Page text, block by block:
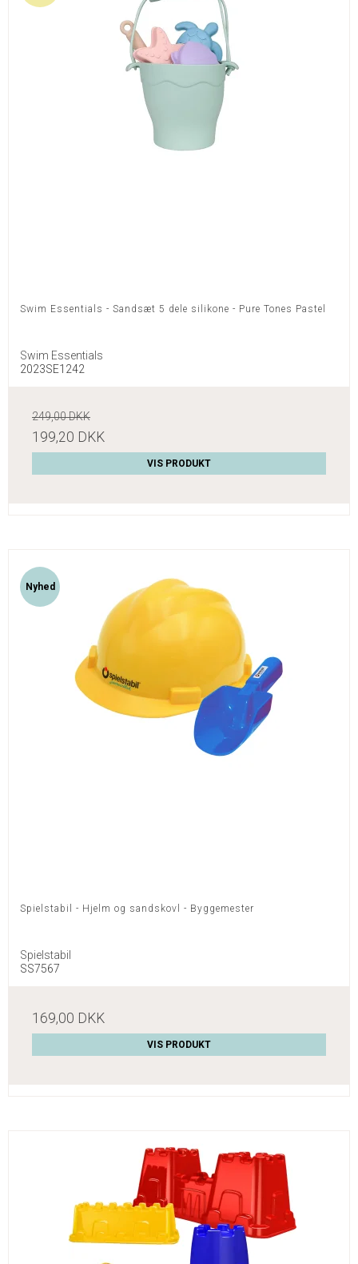
Swim Essentials - Sandsæt 5 dele silikone - Pure Tones Pastel
Swim Essentials
2023SE1242
249,00 DKK
199,20 DKK
VIS PRODUKT
Nyhed
Spielstabil - Hjelm og sandskovl - Byggemester
Spielstabil
SS7567
169,00 DKK
VIS PRODUKT